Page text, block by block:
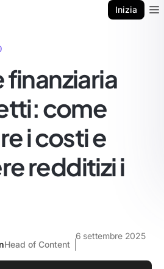
Inizia
come
i costi e
redditizi i
Head of Content
6 settembre 2025